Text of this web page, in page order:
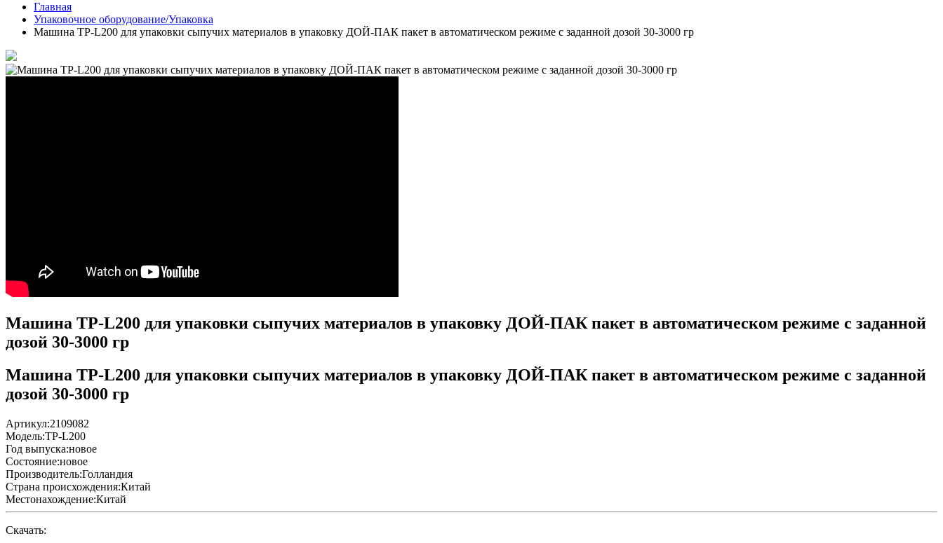
Главная
Упаковочное оборудование/Упаковка
Машина TP-L200 для упаковки сыпучих материалов в упаковку ДОЙ-ПАК пакет в автоматическом режиме с заданной дозой 30-3000 гр
Машина TP-L200 для упаковки сыпучих материалов в упаковку ДОЙ-ПАК пакет в автоматическом режиме с заданной
дозой 30-3000 гр
Машина TP-L200 для упаковки сыпучих материалов в упаковку ДОЙ-ПАК пакет в автоматическом режиме с заданной
дозой 30-3000 гр
Артикул:2109082
Модель:TP-L200
Год выпуска:новое
Состояние:новое
Производитель:Голландия
Страна происхождения:Китай
Местонахождение:Китай
Скачать: